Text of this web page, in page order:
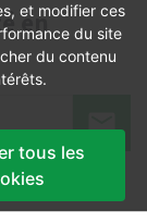
en
et modifier ces
du site
du contenu
tous les